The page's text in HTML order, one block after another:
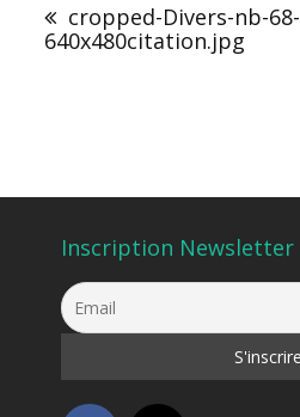
l’article
cropped-Divers-nb-68-
640x480citation.jpg
Inscription Newsletter